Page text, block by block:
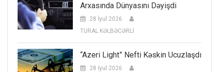
Arxasında Dünyasını Dəyişdi
28 İyul 2026
TURAL KƏLBƏCƏRLİ
“Azeri Light” Nefti Kəskin Ucuzlaşdı
28 İyul 2026